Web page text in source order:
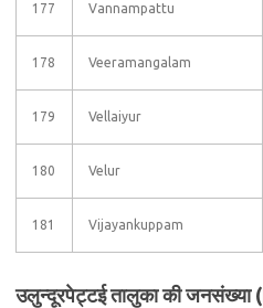
177 Vannampattu
178 Veeramangalam
179 Vellaiyur
180 Velur
181 Vijayankuppam
उलुन्‍दूरपेट्टई तालुका की